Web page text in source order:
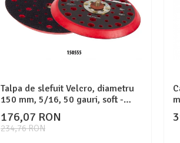
Talpa de slefuit Velcro, diametru
150 mm, 5/16, 50 gauri, soft -
NTools
234,76 RON
176,07 RON